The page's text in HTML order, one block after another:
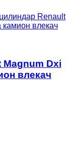
Renault
камион влекач
Dxi
влекач